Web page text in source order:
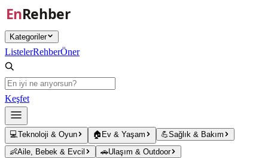
Ana içeriğe atla
Kategoriler
ListelerRehberÖner
Keşfet
💻Teknoloji & Oyun 🏠 Ev & Yaşam 💪Sağlık & Bakım
👶Aile, Bebek & Evcil 🚗Ulaşım & Outdoor